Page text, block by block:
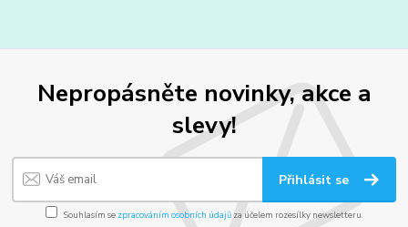
Nepropásněte novinky, akce a
slevy!
Přihlásit se
Souhlasím se zpracováním osobních údajůza účelem rozesílky newsletteru.